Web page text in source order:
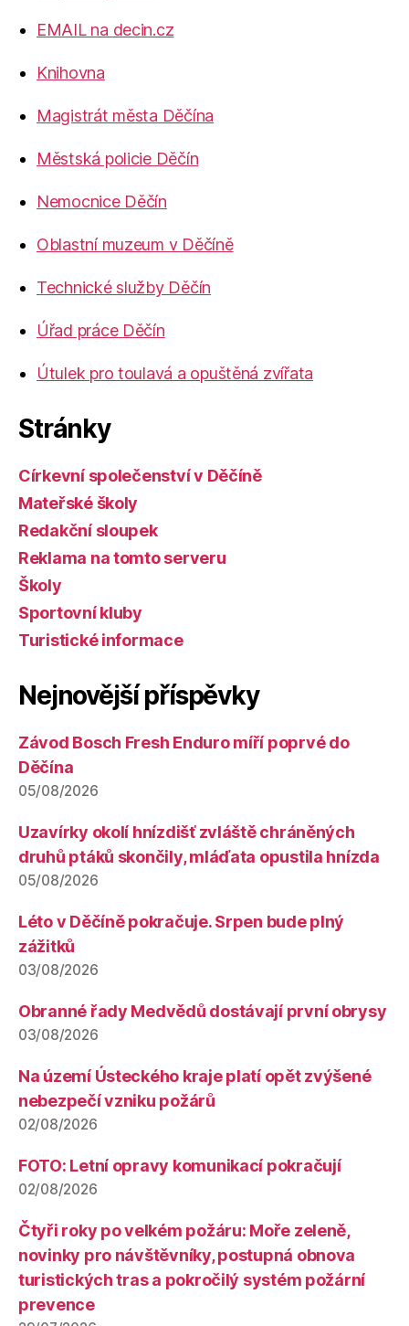
EMAIL na decin.cz
Knihovna
Magistrát města Děčína
Městská policie Děčín
Nemocnice Děčín
Oblastní muzeum v Děčíně
Technické služby Děčín
Úřad práce Děčín
Útulek pro toulavá a opuštěná zvířata
Stránky
Církevní společenství v Děčíně
Mateřské školy
Redakční sloupek
Reklama na tomto serveru
Školy
Sportovní kluby
Turistické informace
Nejnovější příspěvky
Závod Bosch Fresh Enduro míří poprvé do
Děčína
05/08/2026
Uzavírky okolí hnízdišť zvláště chráněných
druhů ptáků skončily, mláďata opustila hnízda
05/08/2026
Léto v Děčíně pokračuje. Srpen bude plný
zážitků
03/08/2026
Obranné řady Medvědů dostávají první obrysy
03/08/2026
Na území Ústeckého kraje platí opět zvýšené
nebezpečí vzniku požárů
02/08/2026
FOTO: Letní opravy komunikací pokračují
02/08/2026
Čtyři roky po velkém požáru: Moře zeleně,
novinky pro návštěvníky, postupná obnova
turistických tras a pokročilý systém požární
prevence